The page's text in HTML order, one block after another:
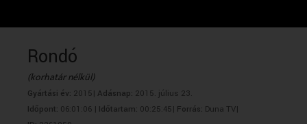
Rondó
(korhatár nélkül)
Gyártási év: 2015| Adásnap: 2015. július 23.
Időpont: 06:01:06 | Időtartam: 00:25:45| Forrás: Duna TV|